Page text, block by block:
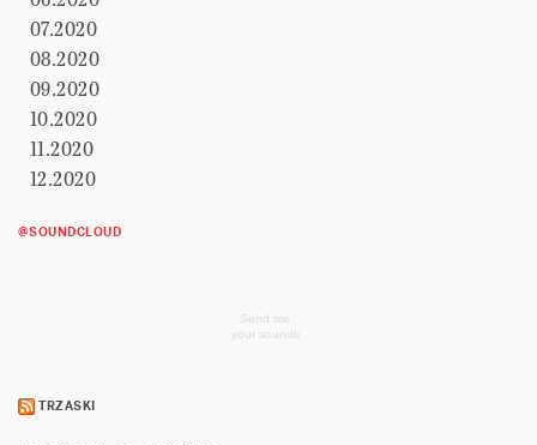
07.2020
08.2020
09.2020
10.2020
11.2020
12.2020
@SOUNDCLOUD
Send me
your sounds
TRZASKI